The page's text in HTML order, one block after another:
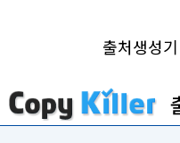
출처생성기